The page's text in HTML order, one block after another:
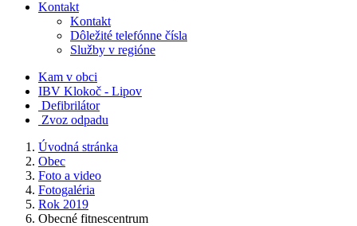
Kontakt
Kontakt
Dôležité telefónne čísla
Služby v regióne
Kam v obci
IBV Klokoč - Lipov
Defibrilátor
Zvoz odpadu
Úvodná stránka
Obec
Foto a video
Fotogaléria
Rok 2019
Obecné fitnescentrum